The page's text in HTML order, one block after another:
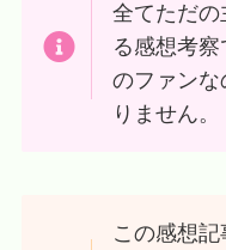
全てただの
る感想考
のファンな
りません。
この感想